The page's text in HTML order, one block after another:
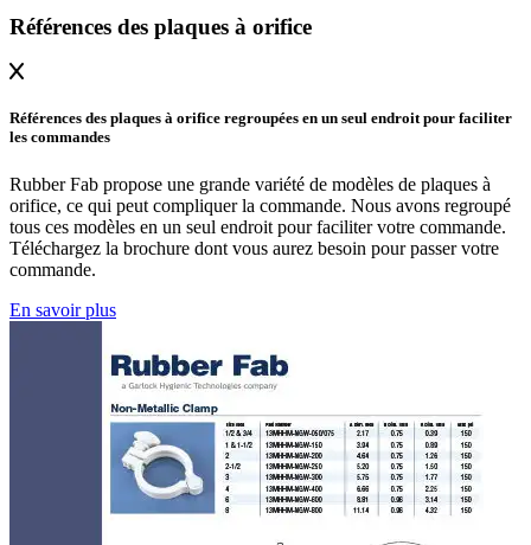
Références des plaques à orifice
Références des plaques à orifice regroupées en un seul endroit pour faciliter
les commandes
Rubber Fab propose une grande variété de modèles de plaques à
orifice, ce qui peut compliquer la commande. Nous avons regroupé
tous ces modèles en un seul endroit pour faciliter votre commande.
Téléchargez la brochure dont vous aurez besoin pour passer votre
commande.
En savoir plus